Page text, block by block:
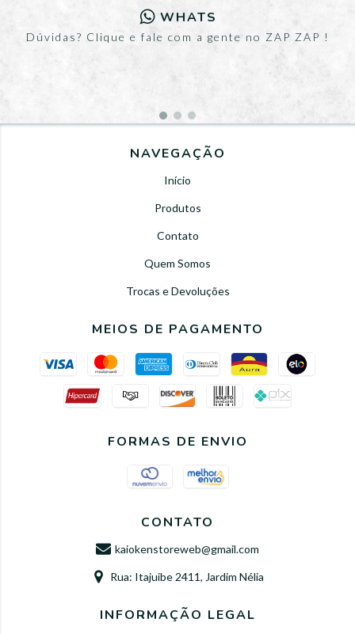
WHATS
Dúvidas? Clique e fale com a gente no ZAP ZAP !
NAVEGAÇÃO
Início
Produtos
Contato
Quem Somos
Trocas e Devoluções
MEIOS DE PAGAMENTO
FORMAS DE ENVIO
CONTATO
kaiokenstoreweb@gmail.com
Rua: Itajuibe 2411, Jardim Nélia
INFORMAÇÃO LEGAL